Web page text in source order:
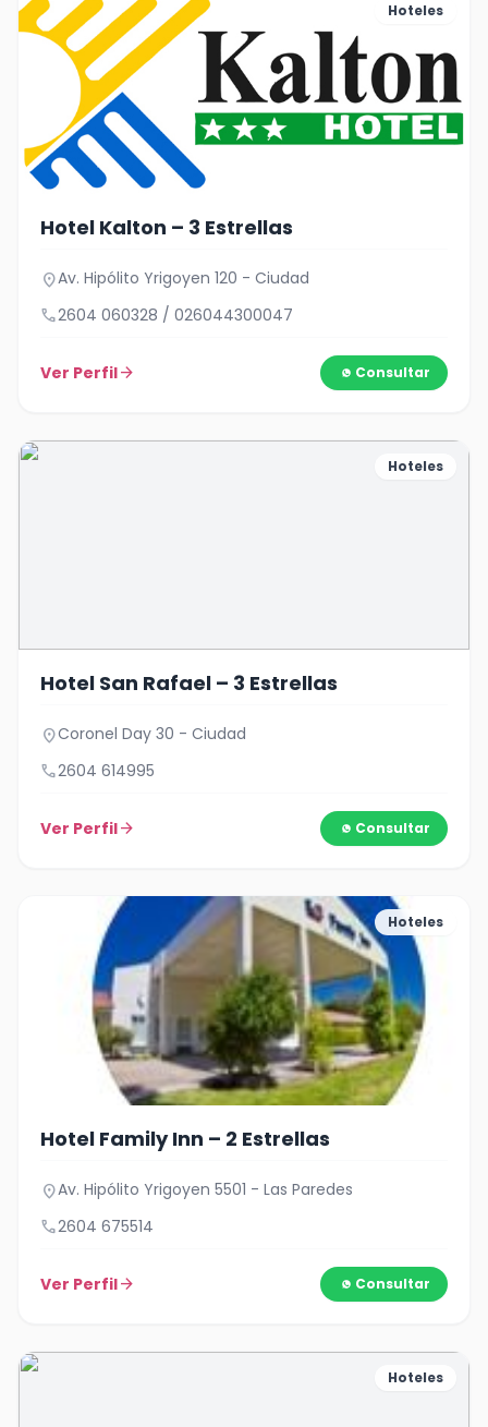
Hoteles
Hotel Kalton – 3 Estrellas
location_onAv. Hipólito Yrigoyen 120 - Ciudad
call2604 060328 / 026044300047
Ver Perfilarrow_forward Consultar
Hoteles
Hotel San Rafael – 3 Estrellas
location_onCoronel Day 30 - Ciudad
call2604 614995
Ver Perfilarrow_forward Consultar
Hoteles
Hotel Family Inn – 2 Estrellas
location_onAv. Hipólito Yrigoyen 5501 - Las Paredes
call2604 675514
Ver Perfilarrow_forward Consultar
Hoteles